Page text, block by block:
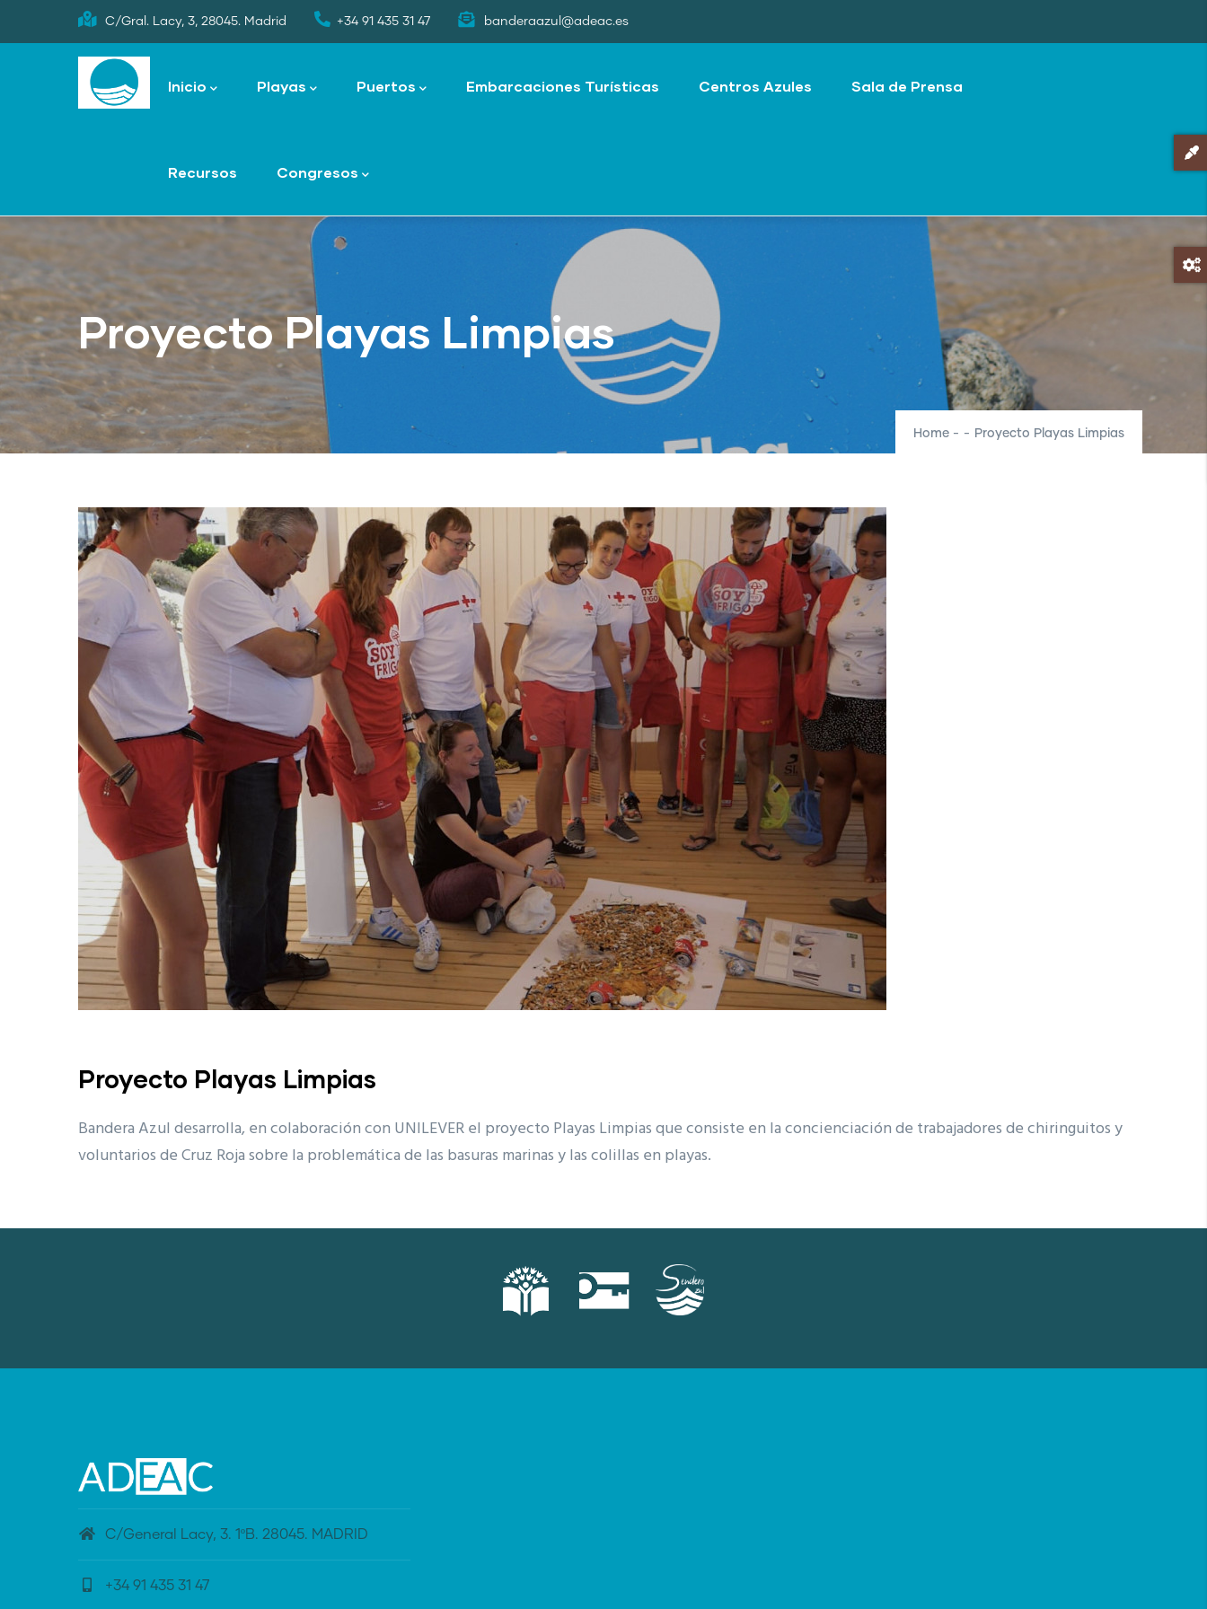
to
C/Gral. Lacy, 3, 28045. Madrid +34 91 435 31 47 banderaazul@adeac.es
navigation
Inicio Playas Puertos Embarcaciones Turísticas Centros Azules Sala de Prensa
Recursos Congresos
Proyecto Playas Limpias
Home - - Proyecto Playas Limpias
Proyecto Playas Limpias
Bandera Azul desarrolla, en colaboración con UNILEVER el proyecto Playas Limpias que consiste en la concienciación de trabajadores de chiringuitos y
voluntarios de Cruz Roja sobre la problemática de las basuras marinas y las colillas en playas.
C/General Lacy, 3. 1ºB. 28045. MADRID
+34 91 435 31 47